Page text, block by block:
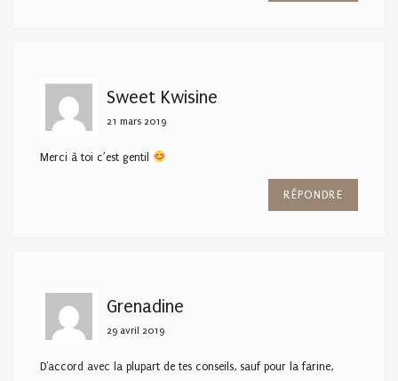
Sweet Kwisine
21 mars 2019
Merci à toi c’est gentil
RÉPONDRE
Grenadine
29 avril 2019
D'accord avec la plupart de tes conseils, sauf pour la farine,